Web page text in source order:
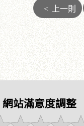
< 上一則
網站滿意度調整